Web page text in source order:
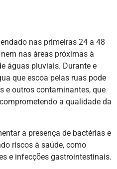
nas primeiras 24 a 48
nas áreas próximas à
águas pluviais. Durante e
que escoa pelas ruas pode
e outros contaminantes, que
a qualidade da
a presença de bactérias e
riscos à saúde, como
e infecções gastrointestinais.